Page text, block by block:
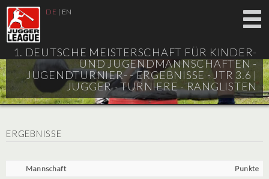
DE | EN
1. DEUTSCHE MEISTERSCHAFT FÜR KINDER-
UND JUGENDMANNSCHAFTEN -
JUGENDTURNIER- - ERGEBNISSE - JTR 3.6 |
JUGGER - TURNIERE - RANGLISTEN
ERGEBNISSE
Mannschaft
Punkte